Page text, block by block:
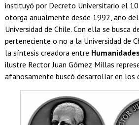
instituyó por Decreto Universitario el 10
otorga anualmente desde 1992, año
Universidad de Chile. Con ella se busca
perteneciente o no a la Universidad de
la síntesis creadora entre
ilustre Rector Juan Gómez Millas
afanosamente buscó desarrollar en los